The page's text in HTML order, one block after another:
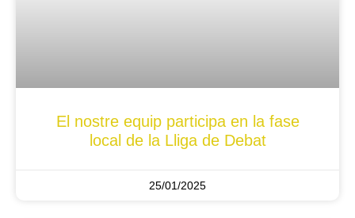
El nostre equip participa en la fase
local de la Lliga de Debat
25/01/2025